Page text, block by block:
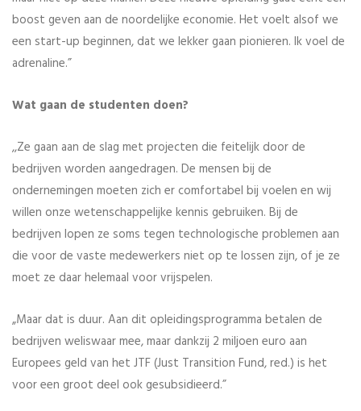
boost geven aan de noordelijke economie. Het voelt alsof we
een start-up beginnen, dat we lekker gaan pionieren. Ik voel de
adrenaline.”
Wat gaan de studenten doen?
,,Ze gaan aan de slag met projecten die feitelijk door de
bedrijven worden aangedragen. De mensen bij de
ondernemingen moeten zich er comfortabel bij voelen en wij
willen onze wetenschappelijke kennis gebruiken. Bij de
bedrijven lopen ze soms tegen technologische problemen aan
die voor de vaste medewerkers niet op te lossen zijn, of je ze
moet ze daar helemaal voor vrijspelen.
„Maar dat is duur. Aan dit opleidingsprogramma betalen de
bedrijven weliswaar mee, maar dankzij 2 miljoen euro aan
Europees geld van het JTF (Just Transition Fund, red.) is het
voor een groot deel ook gesubsidieerd.”